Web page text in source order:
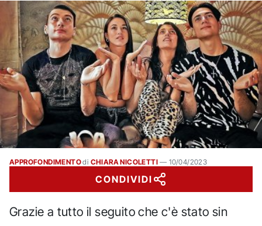
APPROFONDIMENTOdi CHIARA NICOLETTI —10/04/2023
CONDIVIDI
Grazie a tutto il seguito che c'è stato sin